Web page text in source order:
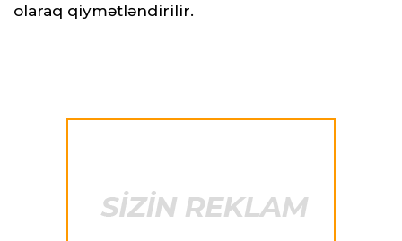
olaraq qiymətləndirilir.